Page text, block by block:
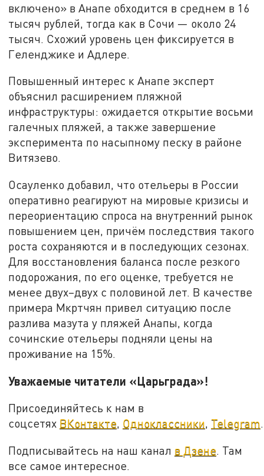
включено» в Анапе обходится в среднем в 16
тысяч рублей, тогда как в Сочи — около 24
тысяч. Схожий уровень цен фиксируется в
Геленджике и Адлере.
Повышенный интерес к Анапе эксперт
объяснил расширением пляжной
инфраструктуры: ожидается открытие восьми
галечных пляжей, а также завершение
эксперимента по насыпному песку в районе
Витязево.
Осауленко добавил, что отельеры в России
оперативно реагируют на мировые кризисы и
переориентацию спроса на внутренний рынок
повышением цен, причём последствия такого
роста сохраняются и в последующих сезонах.
Для восстановления баланса после резкого
подорожания, по его оценке, требуется не
менее двух–двух с половиной лет. В качестве
примера Мкртчян привел ситуацию после
разлива мазута у пляжей Анапы, когда
сочинские отельеры подняли цены на
проживание на 15%.
Уважаемые читатели «Царьграда»!
Присоединяйтесь к нам в
соцсетях ВКонтакте, Одноклассники, Telegram.
Подписывайтесь на наш канал в Дзене. Там
все самое интересное.